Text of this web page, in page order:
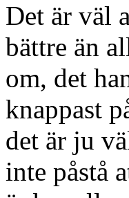
Det är väl
bättre än
om, det
knappast
det är ju
inte påstå